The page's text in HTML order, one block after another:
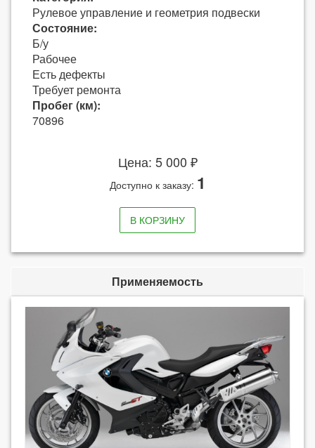
Рулевое управление и геометрия подвески
Состояние:
Б/у
Рабочее
Есть дефекты
Требует ремонта
Пробег (км):
70896
Цена: 5 000 ₽
Доступно к заказу: 1
В КОРЗИНУ
Применяемость